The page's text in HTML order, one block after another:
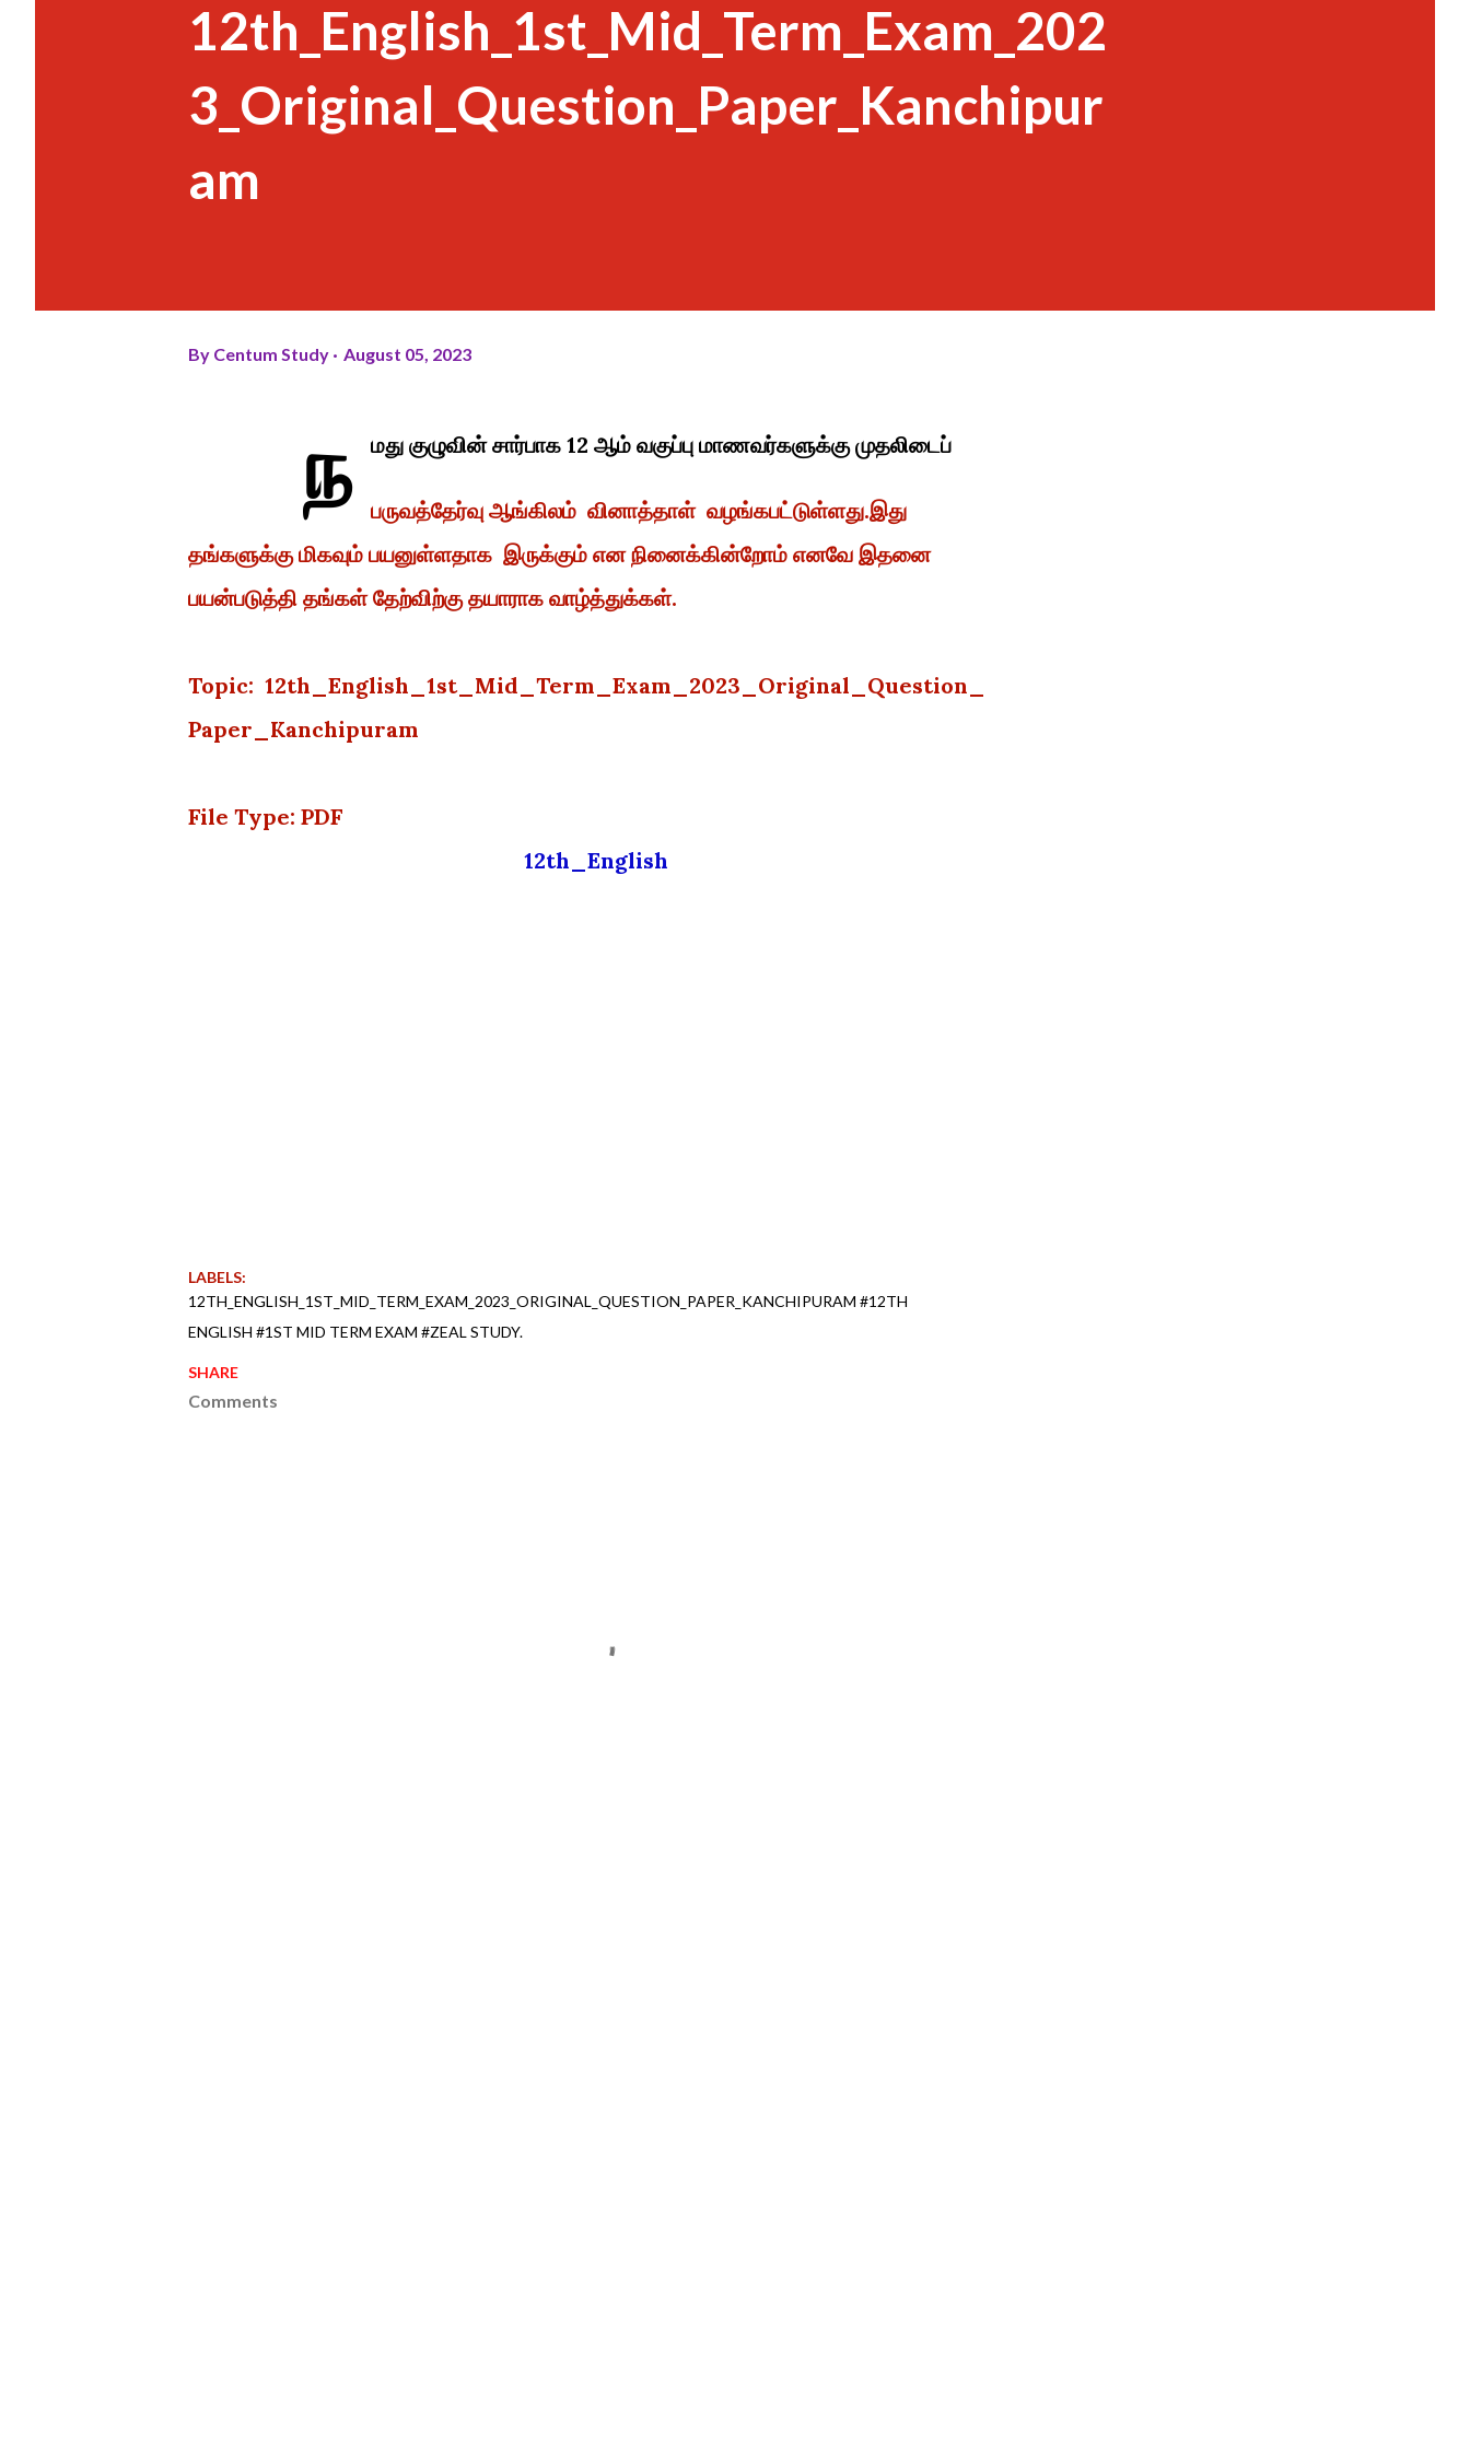
12th_English_1st_Mid_Term_Exam_202
3_Original_Question_Paper_Kanchipur
am
By Centum Study August 05, 2023
ந மது குழுவின் சார்பாக 12 ஆம் வகுப்பு மாணவர்களுக்கு முதலிடைப்
பருவத்தேர்வு ஆங்கிலம் வினாத்தாள் வழங்கபட்டுள்ளது.இது
தங்களுக்கு மிகவும் பயனுள்ளதாக இருக்கும் என நினைக்கின்றோம் எனவே இதனை
பயன்படுத்தி தங்கள் தேற்விற்கு தயாராக வாழ்த்துக்கள்.
Topic: 12th_English_1st_Mid_Term_Exam_2023_Original_Question_
Paper_Kanchipuram
File Type: PDF
12th_English
LABELS:
12TH_ENGLISH_1ST_MID_TERM_EXAM_2023_ORIGINAL_QUESTION_PAPER_KANCHIPURAM #12TH
ENGLISH #1ST MID TERM EXAM #ZEAL STUDY.
SHARE
Comments